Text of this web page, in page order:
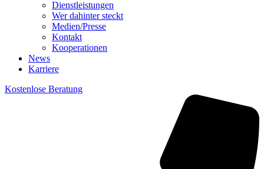
Dienstleistungen
Wer dahinter steckt
Medien/Presse
Kontakt
Kooperationen
News
Karriere
Kostenlose Beratung